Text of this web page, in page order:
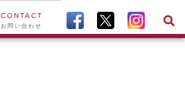
CONTACT
お問い合わせ